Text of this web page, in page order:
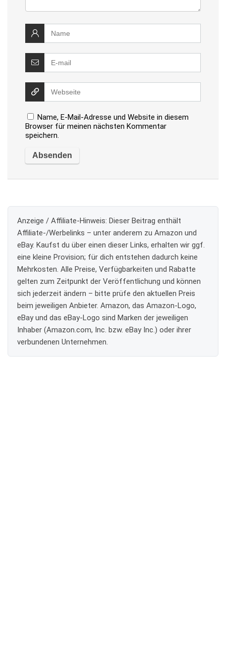
Name, E-Mail-Adresse und Website in diesem
Browser für meinen nächsten Kommentar
speichern.
Anzeige / Affiliate-Hinweis: Dieser Beitrag enthält
Affiliate-/Werbelinks – unter anderem zu Amazon und
eBay. Kaufst du über einen dieser Links, erhalten wir ggf.
eine kleine Provision; für dich entstehen dadurch keine
Mehrkosten. Alle Preise, Verfügbarkeiten und Rabatte
gelten zum Zeitpunkt der Veröffentlichung und können
sich jederzeit ändern – bitte prüfe den aktuellen Preis
beim jeweiligen Anbieter. Amazon, das Amazon-Logo,
eBay und das eBay-Logo sind Marken der jeweiligen
Inhaber (Amazon.com, Inc. bzw. eBay Inc.) oder ihrer
verbundenen Unternehmen.